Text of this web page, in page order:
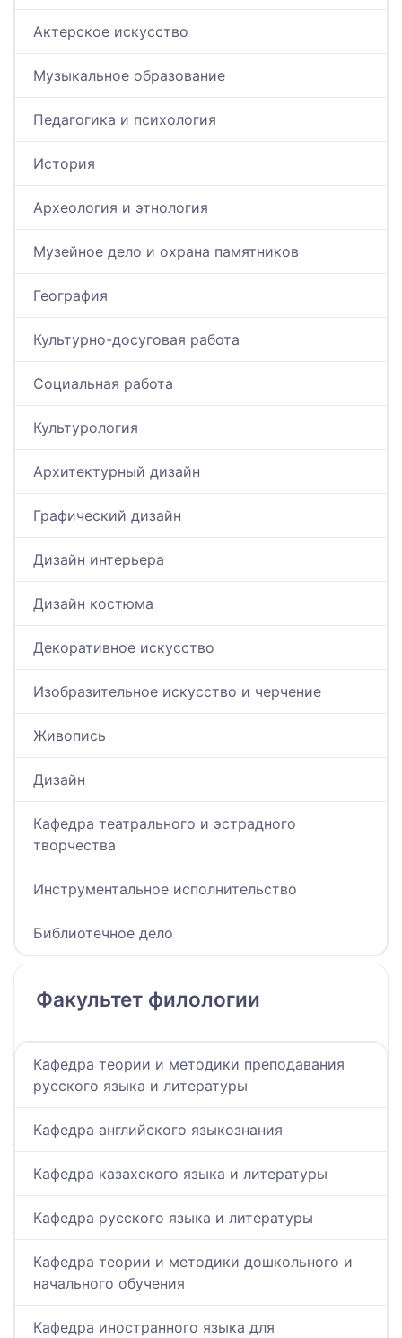
Актерское искусство
Музыкальное образование
Педагогика и психология
История
Археология и этнология
Музейное дело и охрана памятников
География
Культурно-досуговая работа
Социальная работа
Культурология
Архитектурный дизайн
Графический дизайн
Дизайн интерьера
Дизайн костюма
Декоративное искусство
Изобразительное искусство и черчение
Живопись
Дизайн
Кафедра театрального и эстрадного
творчества
Инструментальное исполнительство
Библиотечное дело
Факультет филологии
Кафедра теории и методики преподавания
русского языка и литературы
Кафедра английского языкознания
Кафедра казахского языка и литературы
Кафедра русского языка и литературы
Кафедра теории и методики дошкольного и
начального обучения
Кафедра иностранного языка для